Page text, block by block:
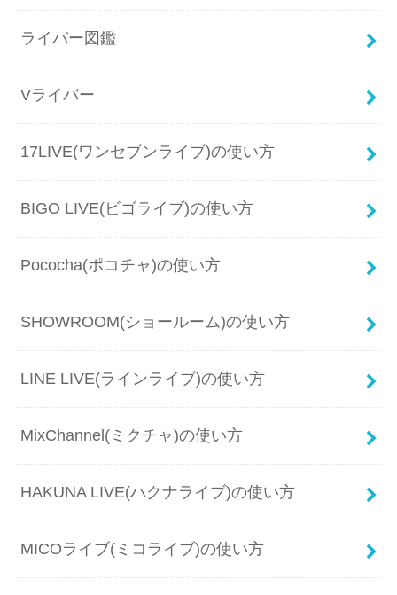
ライバー図鑑
Vライバー
17LIVE(ワンセブンライブ)の使い方
BIGO LIVE(ビゴライブ)の使い方
Pococha(ポコチャ)の使い方
SHOWROOM(ショールーム)の使い方
LINE LIVE(ラインライブ)の使い方
MixChannel(ミクチャ)の使い方
HAKUNA LIVE(ハクナライブ)の使い方
MICOライブ(ミコライブ)の使い方